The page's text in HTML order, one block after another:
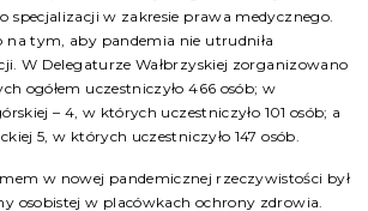
specjalizacji w zakresie prawa medycznego.
na tym, aby pandemia nie utrudniła
W Delegaturze Wałbrzyskiej zorganizowano
ogółem uczestniczyło 466 osób; w
– 4, w których uczestniczyło 101 osób; a
5, w których uczestniczyło 147 osób.
w nowej pandemicznej rzeczywistości był
osobistej w placówkach ochrony zdrowia.